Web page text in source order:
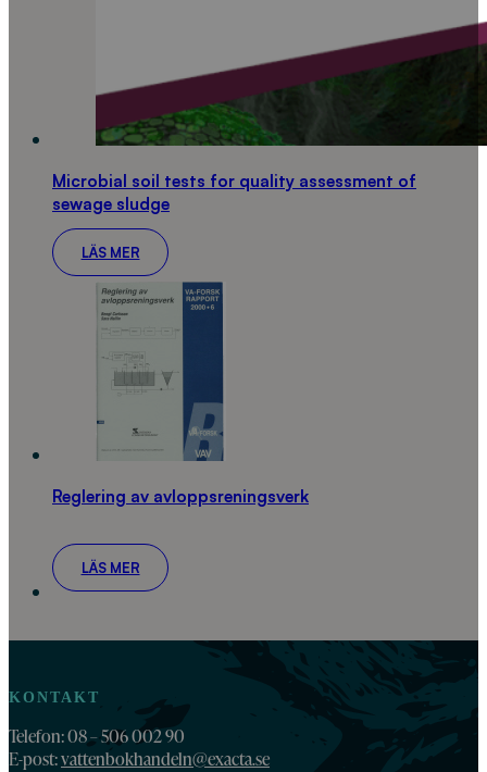
Microbial soil tests for quality assessment of
sewage sludge
LÄS MER
Reglering av avloppsreningsverk
LÄS MER
KONTAKT
Telefon: 08 – 506 002 90
E-post:vattenbokhandeln@exacta.se